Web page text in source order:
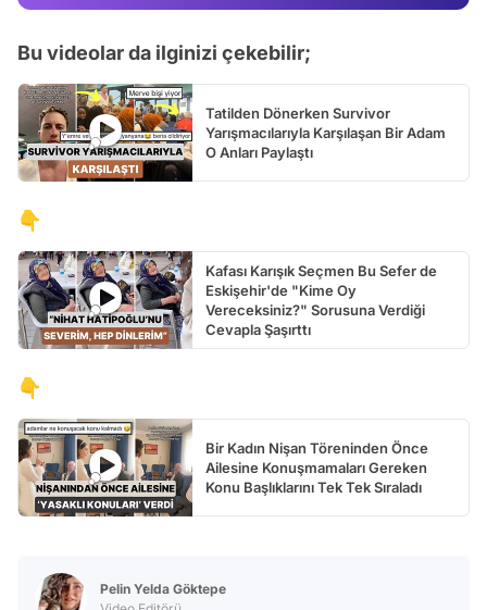
Bu videolar da ilginizi çekebilir;
Tatilden Dönerken Survivor
Yarışmacılarıyla Karşılaşan Bir Adam
O Anları Paylaştı
👇
Kafası Karışık Seçmen Bu Sefer de
Eskişehir'de "Kime Oy
Vereceksiniz?" Sorusuna Verdiği
Cevapla Şaşırttı
👇
Bir Kadın Nişan Töreninden Önce
Ailesine Konuşmamaları Gereken
Konu Başlıklarını Tek Tek Sıraladı
Pelin Yelda Göktepe